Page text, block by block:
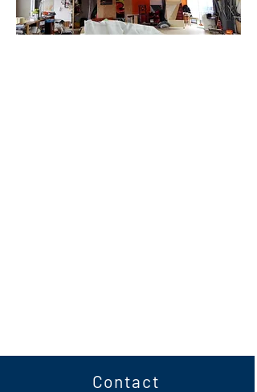
Contact